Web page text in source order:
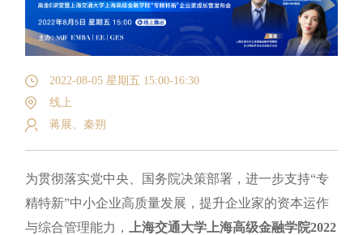
2022-08-05 星期五 15:00-16:30
线上
蒋展、秦朔
为贯彻落实党中央、国务院决策部署，进一步支持“专
精特新”中小企业高质量发展，提升企业家的资本运作
与综合管理能力，
上海交通大学上海高级金融学院2022